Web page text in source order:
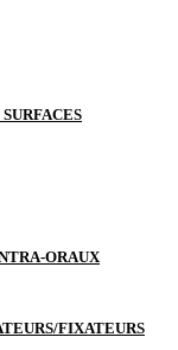
ORAUX
FIXATEURS